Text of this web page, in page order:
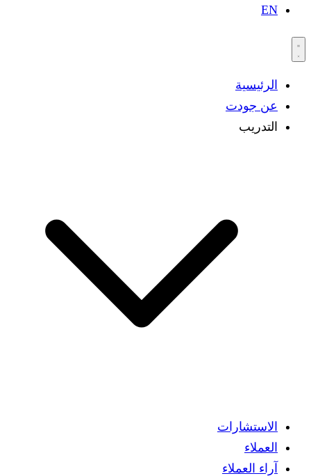
EN
الرئيسية
عن جودت
التدريب
الاستشارات
العملاء
آراء العملاء